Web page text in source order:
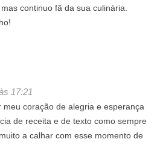
continuo fã da sua culinária.
17:21
meu coração de alegria e esperança
de receita e de texto como sempre
a calhar com esse momento de